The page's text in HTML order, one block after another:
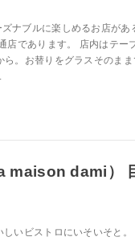
ナブルに楽しめるお店があ
店であります。 店内はテー
ら。お替りをグラスそのまま
maison dami）
いビストロにいそいそと。